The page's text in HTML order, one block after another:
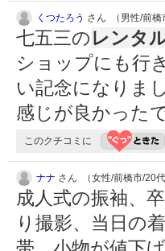
くつたろう さん （男性/前橋
七五三のレンタ
ショップにも行
い記念になりま
感じが良かった
このクチコミに
ナナ さん （女性/前橋市/20代
成人式の振袖、
り撮影、当日の